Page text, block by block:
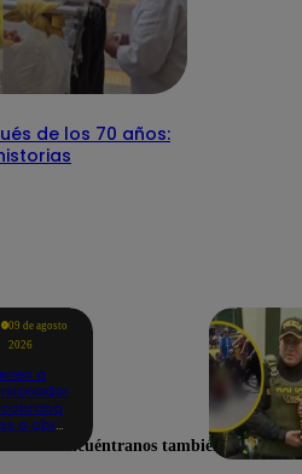
de los 70 años:
09 de agosto
2026
a
cobraba
a obra
Encuéntranos también en